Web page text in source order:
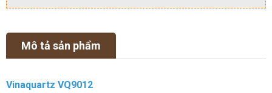
Mô tả sản phẩm
Vinaquartz VQ9012